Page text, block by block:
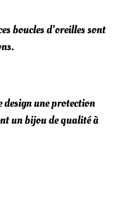
boucles d’oreilles sont
design une protection
un bijou de qualité à